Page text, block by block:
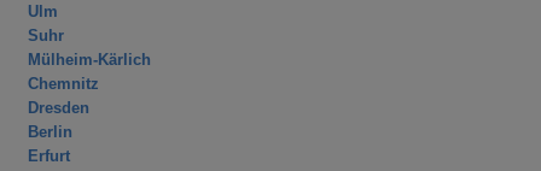
Ulm
Suhr
Mülheim-Kärlich
Chemnitz
Dresden
Berlin
Erfurt